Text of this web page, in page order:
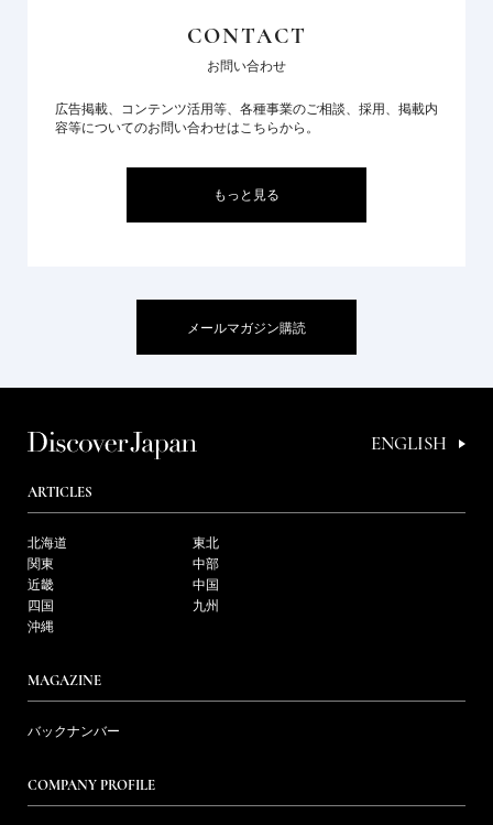
CONTACT
お問い合わせ
広告掲載、コンテンツ活用等、各種事業のご相談、採用、掲載内
容等についてのお問い合わせはこちらから。
もっと見る
メールマガジン購読
ENGLISH
ARTICLES
北海道
東北
関東
中部
近畿
中国
四国
九州
沖縄
MAGAZINE
バックナンバー
COMPANY PROFILE